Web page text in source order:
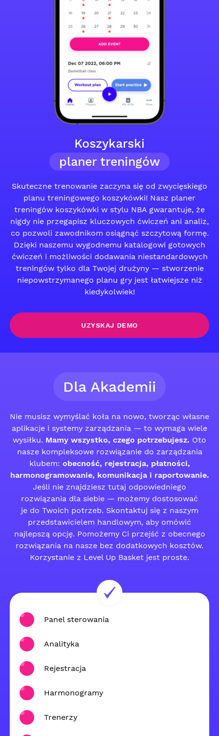
Koszykarski
planer treningów
Skuteczne trenowanie zaczyna się od zwycięskiego
planu treningowego koszykówki! Nasz planer
treningów koszykówki w stylu NBA gwarantuje, że
nigdy nie przegapisz kluczowych ćwiczeń ani analiz,
co pozwoli zawodnikom osiągnąć szczytową formę.
Dzięki naszemu wygodnemu katalogowi gotowych
ćwiczeń i możliwości dodawania niestandardowych
treningów tylko dla Twojej drużyny — stworzenie
niepowstrzymanego planu gry jest łatwiejsze niż
kiedykolwiek!
UZYSKAJ DEMO
Dla Akademii
Nie musisz wymyślać koła na nowo, tworząc własne
aplikacje i systemy zarządzania — to wymaga wiele
wysiłku. Mamy wszystko, czego potrzebujesz. Oto
nasze kompleksowe rozwiązanie do zarządzania
klubem: obecność, rejestracja, płatności,
harmonogramowanie, komunikacja i raportowanie.
Jeśli nie znajdziesz tutaj odpowiedniego
rozwiązania dla siebie — możemy dostosować
je do Twoich potrzeb. Skontaktuj się z naszym
przedstawicielem handlowym, aby omówić
najlepszą opcję. Pomożemy Ci przejść z obecnego
rozwiązania na nasze bez dodatkowych kosztów.
Korzystanie z Level Up Basket jest proste.
Panel sterowania
Analityka
Rejestracja
Harmonogramy
Trenerzy